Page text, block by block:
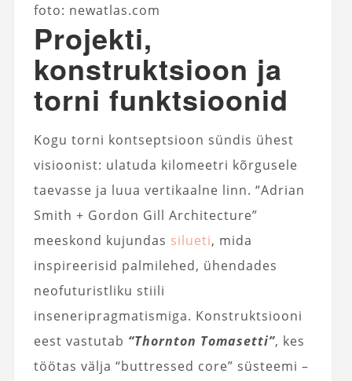
foto: newatlas.com
Projekti,
konstruktsioon ja
torni funktsioonid
Kogu torni kontseptsioon sündis ühest
visioonist: ulatuda kilomeetri kõrgusele
taevasse ja luua vertikaalne linn. “Adrian
Smith + Gordon Gill Architecture”
meeskond kujundas silueti, mida
inspireerisid palmilehed, ühendades
neofuturistliku stiili
inseneripragmatismiga. Konstruktsiooni
eest vastutab “Thornton Tomasetti”, kes
töötas välja “buttressed core” süsteemi –